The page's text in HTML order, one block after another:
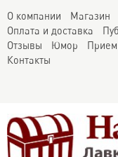
О компании
Магазин
Оплата и доставка
Отзывы
Юмор
Контакты